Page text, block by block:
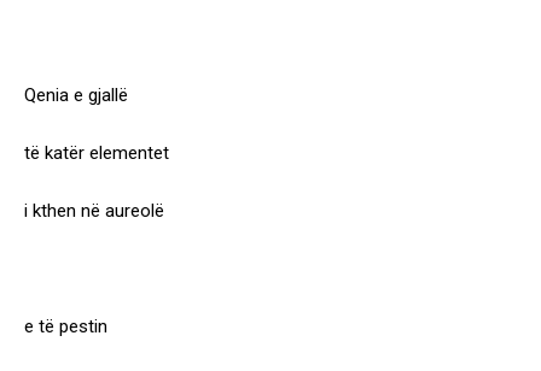
Qenia e gjallë
të katër elementet
i kthen në aureolë
e të pestin